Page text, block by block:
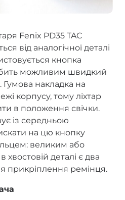
Fenix PD35 TAC
від аналогічної деталі
кнопка
можливим швидкий
Гумова накладка на
корпусу, тому ліхтар
в положення свічки.
із середньою
на цю кнопку
великим або
хвостовій деталі є два
прикріплення ремінця.